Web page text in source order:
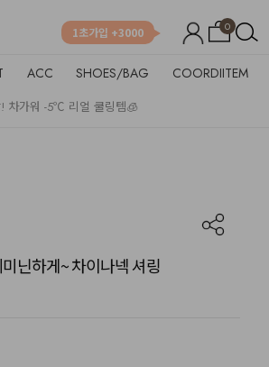
0
1초가입 +3000
ACC SHOES/BAG COORDIITEM
차가워 -5℃ 리얼 쿨링템🧊
닌하게~ 차이나넥 셔링